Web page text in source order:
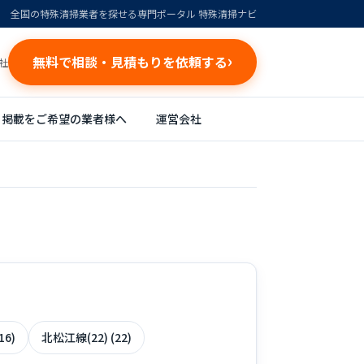
全国の特殊清掃業者を探せる専門ポータル 特殊清掃ナビ
無料で相談・見積もりを依頼する
掲載をご希望の業者様へ 運営会社
北松江線(22) (22)